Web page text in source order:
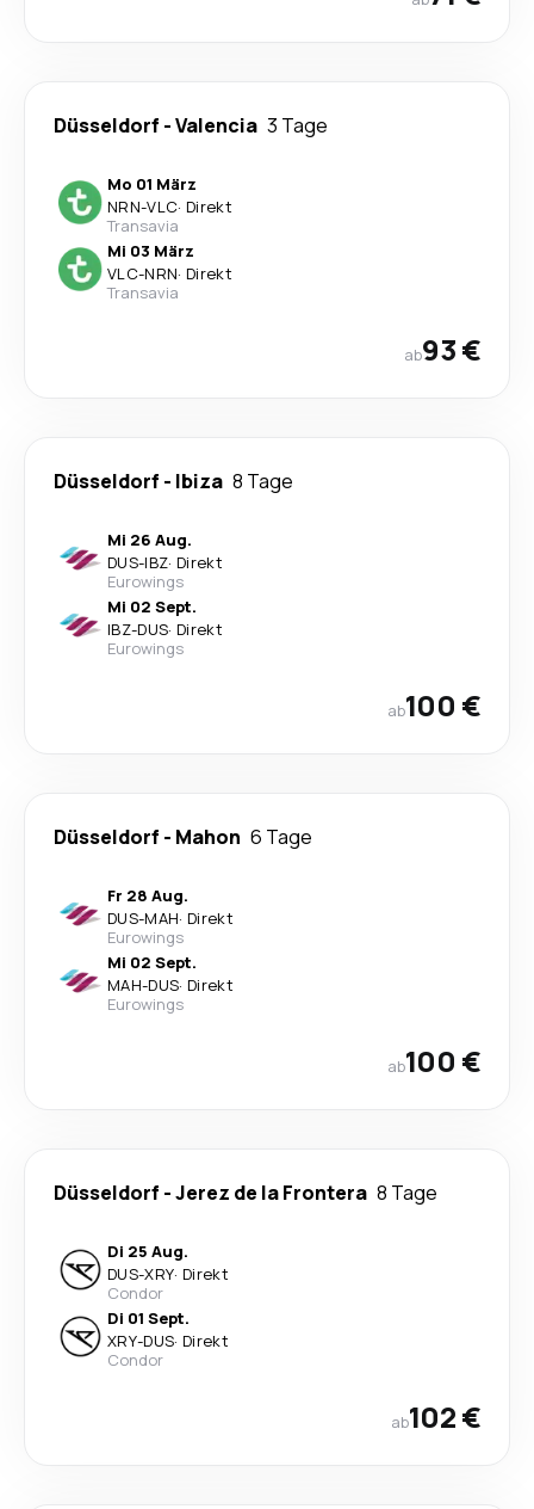
Düsseldorf -Valencia 3 Tage
Mo 01 März
NRN-VLC· Direkt
Transavia
Mi 03 März
VLC-NRN· Direkt
Transavia
ab93 €
Düsseldorf - Ibiza 8 Tage
Mi 26 Aug.
DUS-IBZ· Direkt
Eurowings
Mi 02 Sept.
IBZ-DUS· Direkt
Eurowings
ab100 €
Düsseldorf - Mahon 6 Tage
Fr 28 Aug.
DUS-MAH· Direkt
Eurowings
Mi 02 Sept.
MAH-DUS· Direkt
Eurowings
ab100 €
Düsseldorf -Jerez de la Frontera 8 Tage
Di 25 Aug.
DUS-XRY· Direkt
Condor
Di 01 Sept.
XRY-DUS· Direkt
Condor
ab102 €